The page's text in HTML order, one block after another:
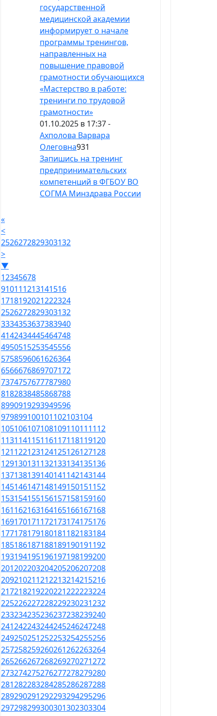
государственной
медицинской академии
информирует о начале
программы тренингов,
направленных на
повышение правовой
грамотности обучающихся
«Мастерство в работе:
тренинги по трудовой
грамотности»
01.10.2025 в 17:37 -
Ахполова Варвара
Олеговна931
Запишись на тренинг
предпринимательских
компетенций в ФГБОУ ВО
СОГМА Минздрава России
«
<
2526272829303132
>
▼
12345678
910111213141516
1718192021222324
2526272829303132
3334353637383940
4142434445464748
4950515253545556
5758596061626364
6566676869707172
7374757677787980
8182838485868788
8990919293949596
979899100101102103104
105106107108109110111112
113114115116117118119120
121122123124125126127128
129130131132133134135136
137138139140141142143144
145146147148149150151152
153154155156157158159160
161162163164165166167168
169170171172173174175176
177178179180181182183184
185186187188189190191192
193194195196197198199200
201202203204205206207208
209210211212213214215216
217218219220221222223224
225226227228229230231232
233234235236237238239240
241242243244245246247248
249250251252253254255256
257258259260261262263264
265266267268269270271272
273274275276277278279280
281282283284285286287288
289290291292293294295296
297298299300301302303304